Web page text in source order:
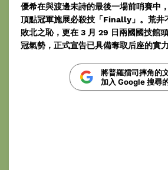
優希在與渡邊未詩的最後一場前哨賽中
頂點冠軍施展必殺技「Finally」。荒井
敗北之恥，更在 3 月 29 日兩國國技館
冠氣勢，正式宣告已具備奪取后座的實力
將普羅擂司摔角的
加入 Google 搜尋